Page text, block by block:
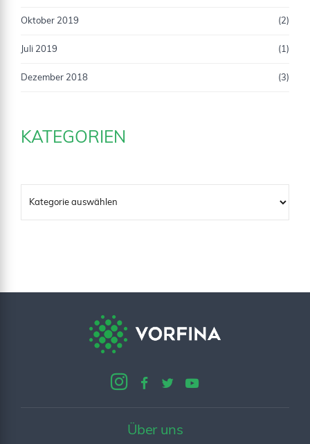
Oktober 2019 (2)
Juli 2019 (1)
Dezember 2018 (3)
KATEGORIEN
Über uns